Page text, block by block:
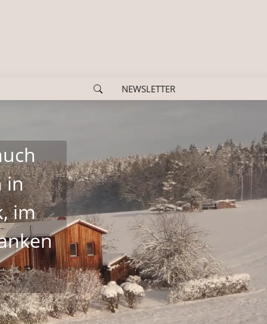
NEWSLETTER
in
im